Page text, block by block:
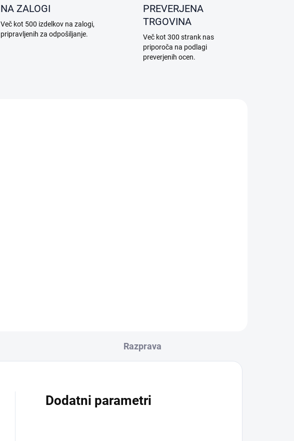
NA ZALOGI
Več kot 500 izdelkov na zalogi,
pripravljenih za odpošiljanje.
PREVERJENA
TRGOVINA
Več kot 300 strank nas
priporoča na podlagi
preverjenih ocen.
Razprava
Dodatni parametri